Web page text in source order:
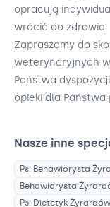
opracują
wrócić do zdrowia.
Zapraszamy do
weterynaryjnych
Państwa
opieki dla Państwa
Nasze inne
Psi Behawiorysta
Behawiorysta
Psi Dietetyk Żyrardów